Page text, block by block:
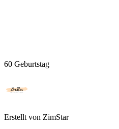
60 Geburtstag
Erstellt von ZimStar